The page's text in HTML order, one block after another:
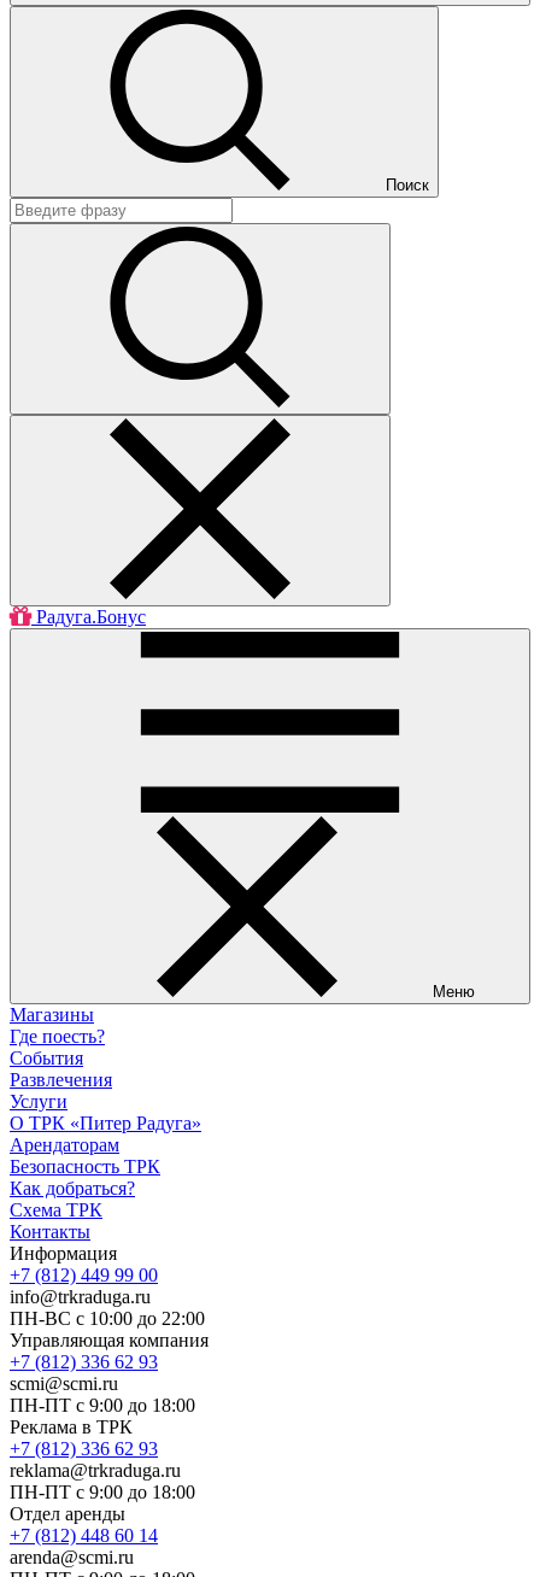
Поиск
Радуга.Бонус
Меню
Магазины
Где поесть?
События
Развлечения
Услуги
О ТРК «Питер Радуга»
Арендаторам
Безопасность ТРК
Как добраться?
Схема ТРК
Контакты
Информация
+7 (812) 449 99 00
info@trkraduga.ru
ПН-ВС с 10:00 до 22:00
Управляющая компания
+7 (812) 336 62 93
scmi@scmi.ru
ПН-ПТ с 9:00 до 18:00
Реклама в ТРК
+7 (812) 336 62 93
reklama@trkraduga.ru
ПН-ПТ с 9:00 до 18:00
Отдел аренды
+7 (812) 448 60 14
arenda@scmi.ru